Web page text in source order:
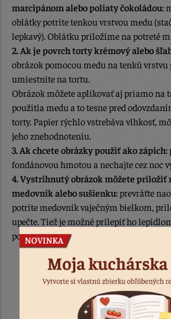
marcipánom alebo poliaty čokoládou:
oblátky potrite tenkou vrstvou medu
lepkavý). Oblátku priložíme na potreté
2. Ak je povrch torty krémový alebo
obrázok pomocou medu na tenkú vrstvu
umiestnite na tortu.
Obrázok môžete aplikovať aj priamo na
použitia medu a to tesne pred
torty. Papier rýchlo vstrebáva vlhkosť,
jeho znehodnoteniu.
3. Ak chcete obrázky použiť ako zápich:
fondánovou hmotou a nechajte cez noc
4. Vystrihnutý obrázok môžete priložiť
medovník alebo sušienku:prevráťte
potrite medovník vaječným bielkom,
upečte. Tiež je možné prilepiť ho
po upečení.